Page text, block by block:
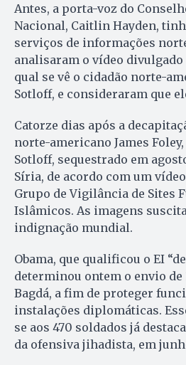
Antes, a porta-voz do
Nacional, Caitlin Hayden,
serviços de informações
analisaram o vídeo
qual se vê o cidadão norte-
Sotloff, e consideraram que
Catorze dias após a
norte-americano James
Sotloff, sequestrado em
Síria, de acordo com um
Grupo de Vigilância de Sites
Islâmicos. As imagens
indignação mundial.
Obama, que qualificou o EI
determinou ontem o envio de
Bagdá, a fim de proteger
instalações diplomáticas.
se aos 470 soldados já
da ofensiva jihadista, em